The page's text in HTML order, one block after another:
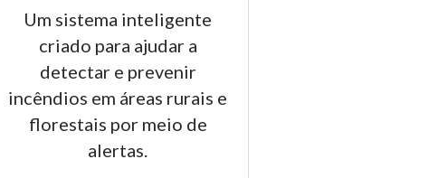
Um sistema inteligente
criado para ajudar a
detectar e prevenir
incêndios em áreas rurais e
florestais por meio de
alertas.